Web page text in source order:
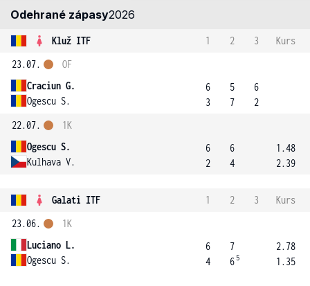
Odehrané zápasy2026
Kluž ITF 1 2 3
Kurs
23.07.
Craciun G.
Ogescu S.
OF
6
3
5
7
6
2
22.07.
Ogescu S.
Kulhava V.
1K
6
2
6
4
1.48
2.39
Galati ITF 1 2 3
Kurs
23.06.
Luciano L.
Ogescu S.
1K
6
4
7
6 5
2.78
1.35